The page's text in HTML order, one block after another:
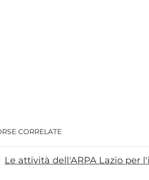
CORRELATE
Le attività dell'ARPA Lazio per